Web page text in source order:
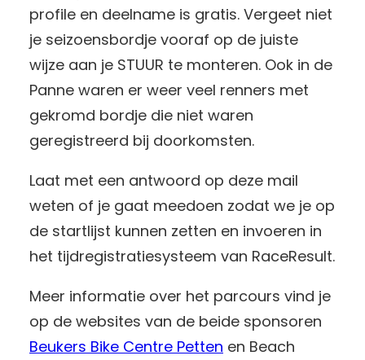
profile en deelname is gratis. Vergeet niet
je seizoensbordje vooraf op de juiste
wijze aan je STUUR te monteren. Ook in de
Panne waren er weer veel renners met
gekromd bordje die niet waren
geregistreerd bij doorkomsten.
Laat met een antwoord op deze mail
weten of je gaat meedoen zodat we je op
de startlijst kunnen zetten en invoeren in
het tijdregistratiesysteem van RaceResult.
Meer informatie over het parcours vind je
op de websites van de beide sponsoren
Beukers Bike Centre Petten en Beach